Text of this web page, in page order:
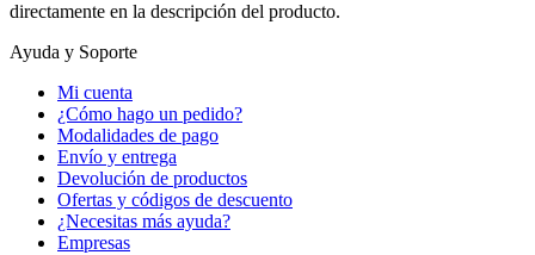
directamente en la descripción del producto.
Ayuda y Soporte
Mi cuenta
¿Cómo hago un pedido?
Modalidades de pago
Envío y entrega
Devolución de productos
Ofertas y códigos de descuento
¿Necesitas más ayuda?
Empresas